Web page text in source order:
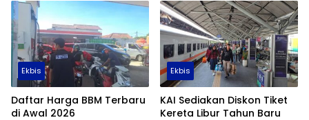
Ekbis
Daftar Harga BBM Terbaru
di Awal 2026
Ekbis
KAI Sediakan Diskon Tiket
Kereta Libur Tahun Baru